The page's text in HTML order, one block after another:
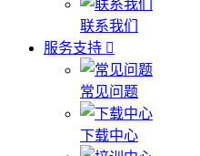
联系我们
服务支持
常见问题
下载中心